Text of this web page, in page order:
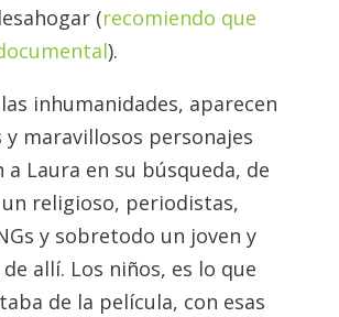
(recomiendo que
).
inhumanidades, aparecen
y maravillosos personajes
a Laura en su búsqueda, de
religioso, periodistas,
y sobretodo un joven y
allí. Los niños, es lo que
de la película, con esas